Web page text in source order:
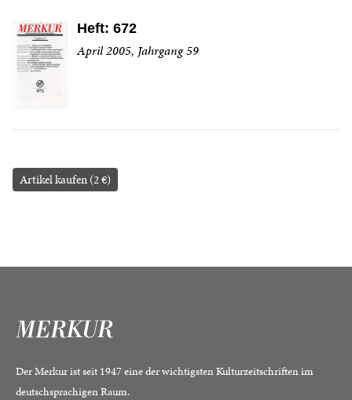
Heft: 672
April 2005, Jahrgang 59
Artikel kaufen (2 €)
Der Merkur ist seit 1947 eine der wichtigsten Kulturzeitschriften im
deutschsprachigen Raum.